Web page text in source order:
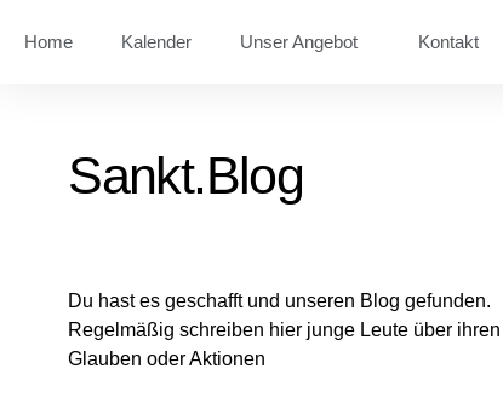
Home Kalender Unser Angebot Kontakt
Sankt.Blog
Du hast es geschafft und unseren Blog gefunden.
Regelmäßig schreiben hier junge Leute über ihren
Glauben oder Aktionen